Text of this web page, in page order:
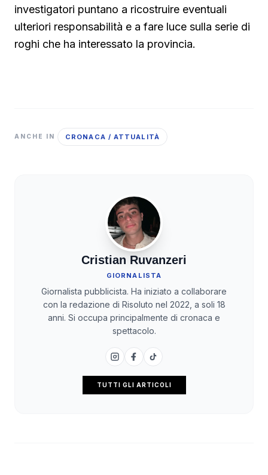
investigatori puntano a ricostruire eventuali
ulteriori responsabilità e a fare luce sulla serie di
roghi che ha interessato la provincia.
ANCHE IN CRONACA / ATTUALITÀ
Cristian Ruvanzeri
GIORNALISTA
Giornalista pubblicista. Ha iniziato a collaborare
con la redazione di Risoluto nel 2022, a soli 18
anni. Si occupa principalmente di cronaca e
spettacolo.
TUTTI GLI ARTICOLI